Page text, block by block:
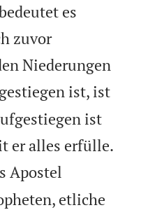
es
zuvor
Niederungen
ist, ist
ist
er alles erfülle.
Apostel
etliche